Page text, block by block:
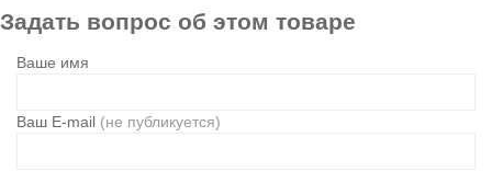
Задать вопрос об этом товаре
Ваше имя
Ваш E-mail (не публикуется)